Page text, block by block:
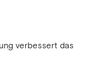
verbessert das